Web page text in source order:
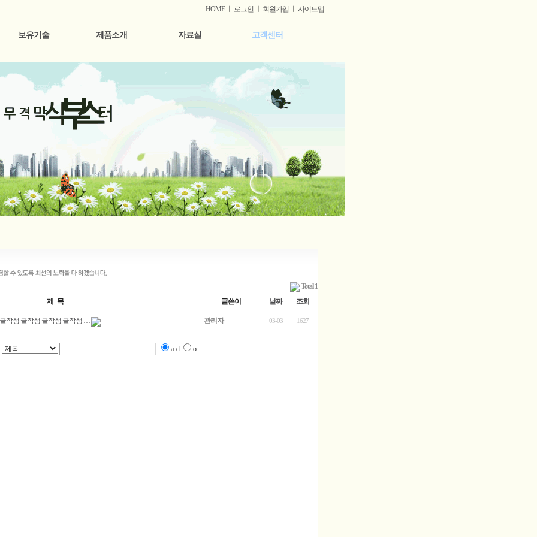
HOMEㅣ 로그인 회원가입 사이트맵
보유기술 제품소개 자료실 고객센터
Total 1
제 목
글쓴이 날짜 조회
작성 글작성 글작성 글작성 … 관리자 03-03 1627
and or